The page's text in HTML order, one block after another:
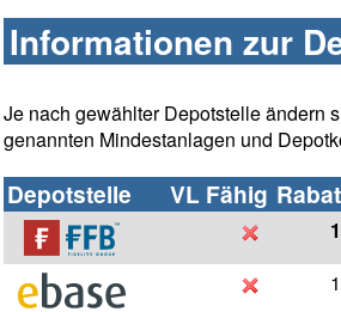
Informationen zur
Je nach gewählter Depotstelle ändern
genannten Mindestanlagen und
Depotstelle VL Fähig